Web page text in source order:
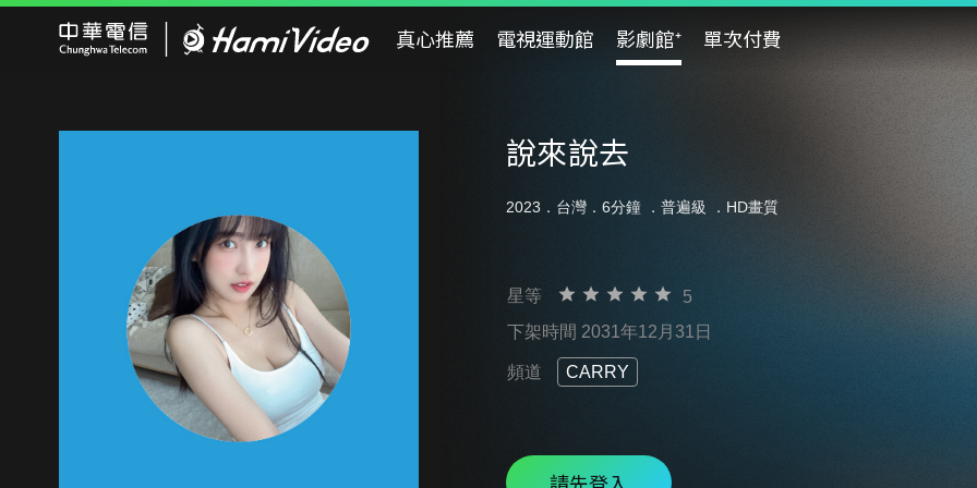
真心推薦 電視運動館 影劇館⁺ 單次付費
說來說去
2023．台灣．6分鐘 ． 普遍級 ．HD畫質
星等
5
下架時間 2031年12月31日
頻道 CARRY